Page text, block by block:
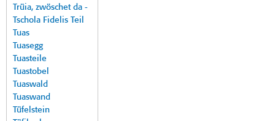
Trüia, zwöschet da -
Tschola Fidelis Teil
Tuas
Tuasegg
Tuasteile
Tuastobel
Tuaswald
Tuaswand
Tüfelstein